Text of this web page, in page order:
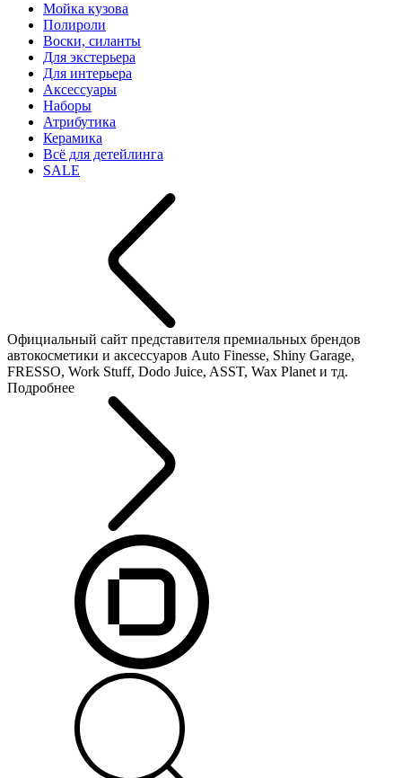
Мойка кузова
Полироли
Воски, силанты
Для экстерьера
Для интерьера
Аксессуары
Наборы
Атрибутика
Керамика
Всё для детейлинга
SALE
Официальный сайт представителя премиальных брендов
автокосметики и аксессуаров Auto Finesse, Shiny Garage,
FRESSO, Work Stuff, Dodo Juice, ASST, Wax Planet и тд.
Подробнее